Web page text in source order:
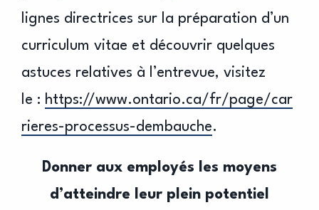
lignes directrices sur la préparation d’un
curriculum vitae et découvrir quelques
astuces relatives à l’entrevue, visitez
le : https://www.ontario.ca/fr/page/car
rieres-processus-dembauche.
Donner aux employés les moyens
d’atteindre leur plein potentiel